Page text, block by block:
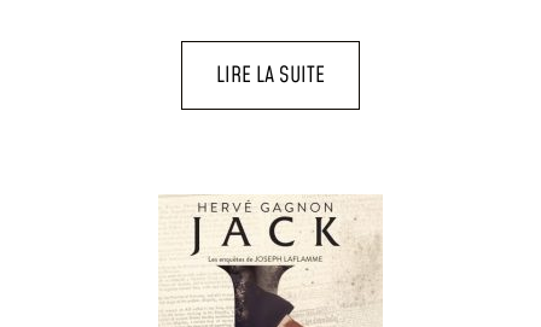
LIRE LA SUITE